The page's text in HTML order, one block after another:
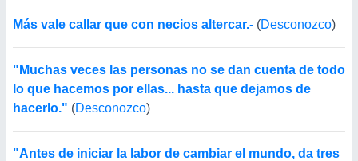
Más vale callar que con necios altercar.- (Desconozco)
"Muchas veces las personas no se dan cuenta de todo
lo que hacemos por ellas... hasta que dejamos de
hacerlo." (Desconozco)
"Antes de iniciar la labor de cambiar el mundo, da tres